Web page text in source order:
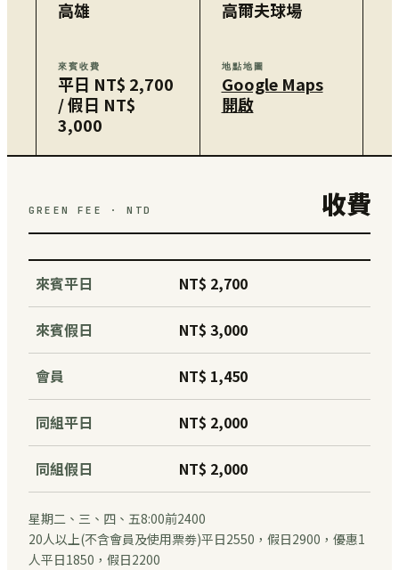
高雄 高爾夫球場
來賓收費
平日 NT$ 2,700
/ 假日 NT$
3,000
地點地圖
Google Maps
開啟
GREEN FEE · NTD 收費
來賓平日 NT$ 2,700
來賓假日 NT$ 3,000
會員 NT$ 1,450
同組平日 NT$ 2,000
同組假日 NT$ 2,000
星期二、三、四、五8:00前2400
20人以上(不含會員及使用票劵)平日2550，假日2900，優惠1
人平日1850，假日2200